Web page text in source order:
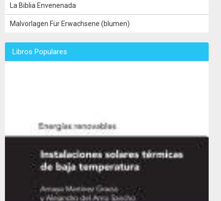
La Biblia Envenenada
Malvorlagen Für Erwachsene (blumen)
Libros Populares